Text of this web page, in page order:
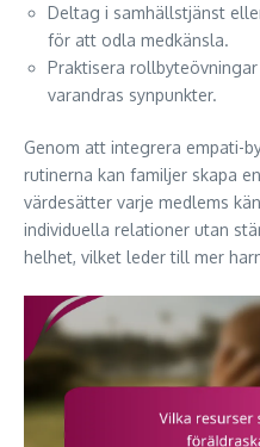
Deltag i samhällstjänst
för att odla medkänsla.
Praktisera
varandras synpunkter.
Genom att integrera empati-
rutinerna kan familjer skapa
värdesätter varje medlems
individuella relationer utan
helhet, vilket leder till mer